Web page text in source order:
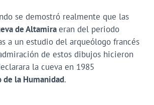
se demostró realmente que las
de Altamiraeran del periodo
a un estudio del arqueólogo francés
de estos dibujos hicieron
la cueva en 1985
la Humanidad.